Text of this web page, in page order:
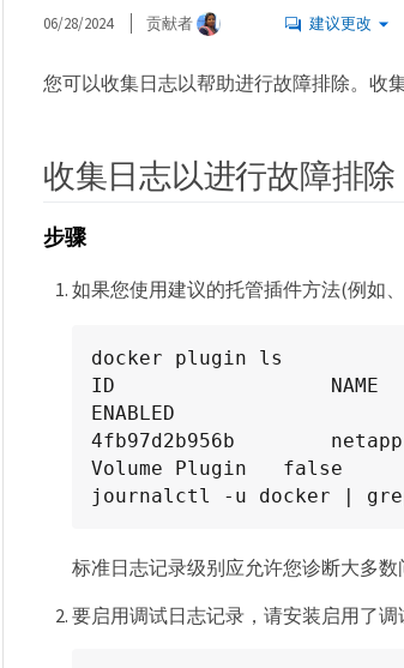
06/28/2024 贡献者 建议更改
您可以收集日志以帮助进行故障排除。收
收集日志以进行故障排除
步骤
如果您使用建议的托管插件方法(例如
docker plugin ls
ID                  NAME
ENABLED
4fb97d2b956b
Volume Plugin   false
journalctl -u docker | grep
标准日志记录级别应允许您诊断大多
要启用调试日志记录，请安装启用了调